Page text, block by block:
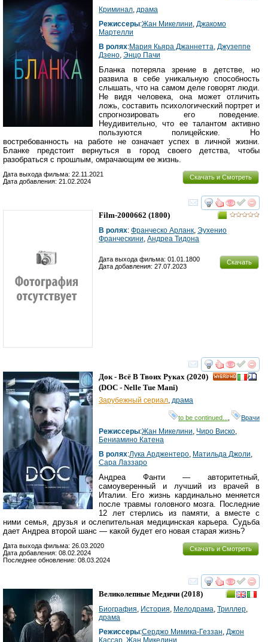
Криминал, драма
Режиссеры:Жан Микелини, Джакомо
Мартелли
В ролях:Мария Кьяра Джаннетта, Джузеппе
Дзено, Энцо Пачи
Бланка потеряла зрение в детстве, но
развила в себе уникальную способность
слышать, что на самом деле говорят люди.
Не видя человека, она может отличить
ложь, составить психологический портрет и
спрогнозировать его поведение.
Неудивительно, что ее талантом активно
пользуются полицейские. Но
востребованность на работе не означает успех в личной жизни.
Бланке предстоит вернуться в город своего детства, чтобы
разобраться с прошлым, омрачающим ее жизнь.
Скачать и Смотреть
Дата выхода фильма: 22.11.2021
Дата добавления: 21.02.2024
смотреть
Film-2000662 (1800)
В ролях: Франческо Арланк, Эухенио
Франческини, Андреа Тидона
Скачать
Дата выхода фильма: 01.01.1800
Дата добавления: 27.07.2023
смотреть
Док - Всё В Твоих Руках (2020)
(DOC - Nelle Tue Mani)
Зарубежный сериал, драма
to be continued... Врачи
Режиссеры:Жан Микелини, Чиро Виско,
Бениамино Катена
В ролях:Лука Арджентеро, Матильда Джоли,
Сара Лаззаро
Андреа Фанти — авторитетный,
самоуверенный и лучший из врачей в
Италии. Его жизнь кардинально меняется
после травмы головного мозга. Последние
12 лет стерлись из памяти, а вместе с
ними семья, друзья и ослепительная медицинская карьера. Судьба
дает Андреа второй шанс — какой будет его новая старая жизнь?
Скачать и Смотреть
Дата выхода фильма: 26.03.2020
Дата добавления: 08.02.2024
Последнее обновление: 08.03.2024
смотреть
Великолепные Медичи (2018)
Биография История Мелодрама Триллер
драма
Режиссеры:Серджо Мимика-Геззан Джон
Кассар Жан Микелини